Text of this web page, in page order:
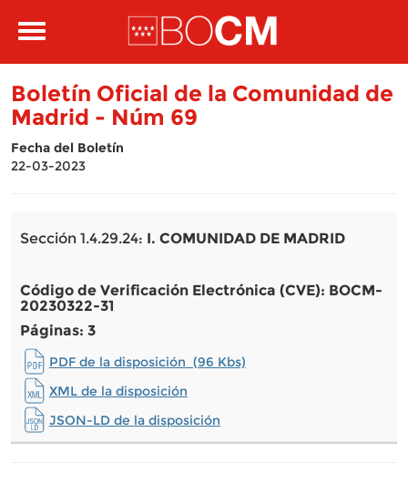
Toggle
Boletín Oficial de la Comunidad de
Madrid - Núm 69
Fecha del Boletín
22-03-2023
Sección 1.4.29.24: I. COMUNIDAD DE MADRID
Código de Verificación Electrónica (CVE): BOCM-
20230322-31
Páginas: 3
PDF de la disposición (96 Kbs)
XML de la disposición
JSON-LD de la disposición